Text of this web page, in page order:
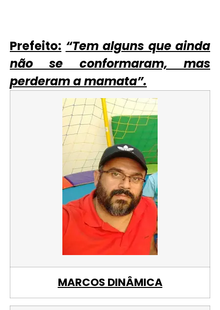
Prefeito: “Tem alguns que ainda
não se conformaram, mas
perderam a mamata”.
MARCOS DINÂMICA